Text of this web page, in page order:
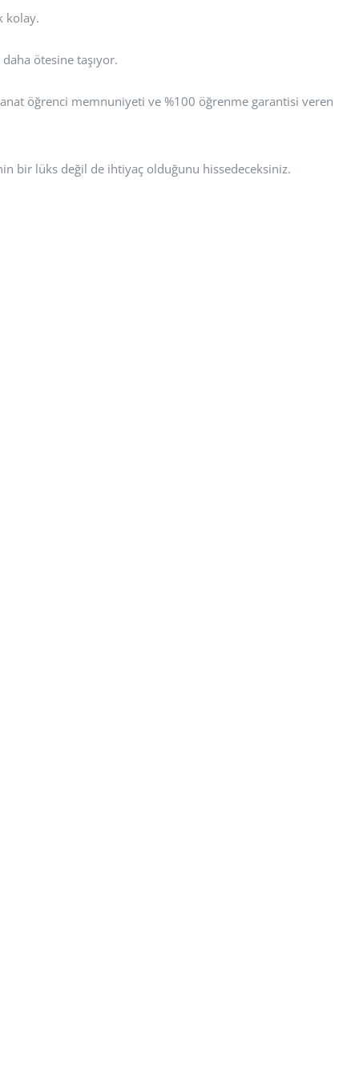
kolay.
ötesine taşıyor.
öğrenci memnuniyeti ve %100 öğrenme garantisi veren
bir lüks değil de ihtiyaç olduğunu hissedeceksiniz.